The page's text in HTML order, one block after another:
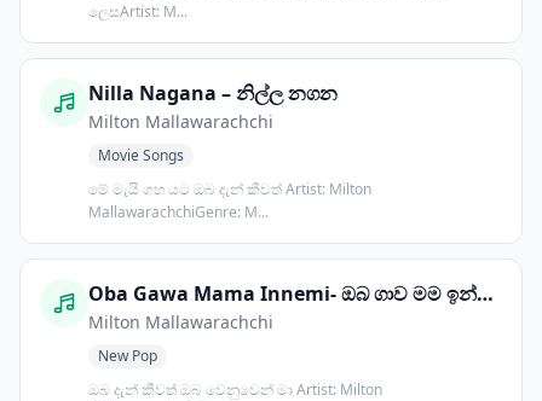
ලෙසArtist: M...
Nilla Nagana – නිල්ල නගන
Milton Mallawarachchi
Movie Songs
මේ මැයි ගහ යට ඔබ දැන් කීවත් Artist: Milton
MallawarachchiGenre: M...
Oba Gawa Mama Innemi- ඔබ ගාව මම ඉන්නෙමි
Milton Mallawarachchi
New Pop
ඔබ දැන් කීවත් ඔබ වෙනුවෙන් මා Artist: Milton